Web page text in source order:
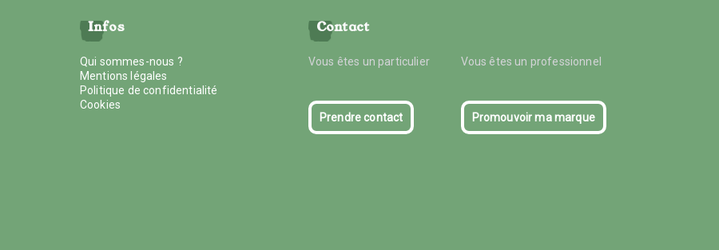
Infos
Qui sommes-nous ?
Mentions légales
Politique de confidentialité
Cookies
Contact
Vous êtes un particulier Vous êtes un professionnel
Prendre contact Promouvoir ma marque